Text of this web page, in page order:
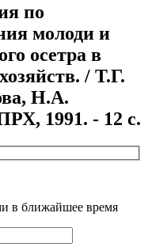
по
молоди и
осетра в
/ Т.Г.
Н.А.
1991. - 12 с.
в ближайшее время